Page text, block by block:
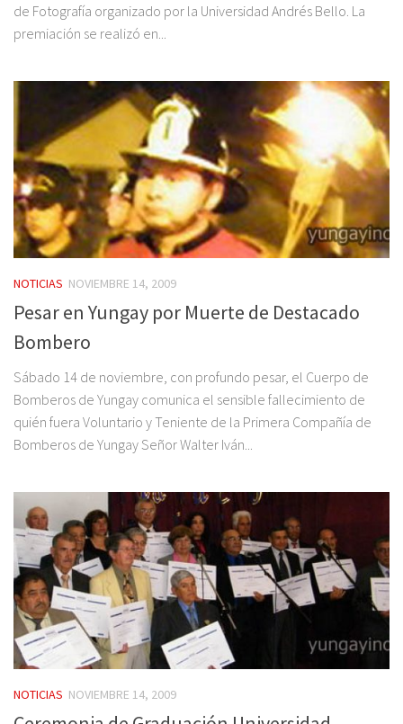
de Fotografía organizado por la Universidad Andrés Bello. La
premiación se realizó en...
NOTICIAS NOVIEMBRE 14, 2009
Pesar en Yungay por Muerte de Destacado
Bombero
Sábado 14 de noviembre, con profundo pesar, el Cuerpo de
Bomberos de Yungay comunica el sensible fallecimiento de
quién fuera Voluntario y Teniente de la Primera Compañía de
Bomberos de Yungay Señor Walter Iván...
NOTICIAS NOVIEMBRE 14, 2009